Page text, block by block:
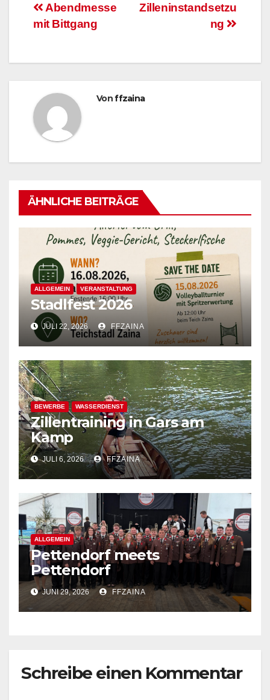
Beitragsnavigation
Zilleninstandsetzu
ng
Abendmesse
mit Bittgang
Vonffzaina
ÄHNLICHE BEITRÄGE
ALLGEMEIN VERANSTALTUNG
Stadlfest 2026
JULI 22, 2026 FFZAINA
BEWERBE WASSERDIENST
Zillentraining in Gars am
Kamp
JULI 6, 2026 FFZAINA
ALLGEMEIN
Pettendorf meets
Pettendorf
JUNI 29, 2026 FFZAINA
Schreibe einen Kommentar